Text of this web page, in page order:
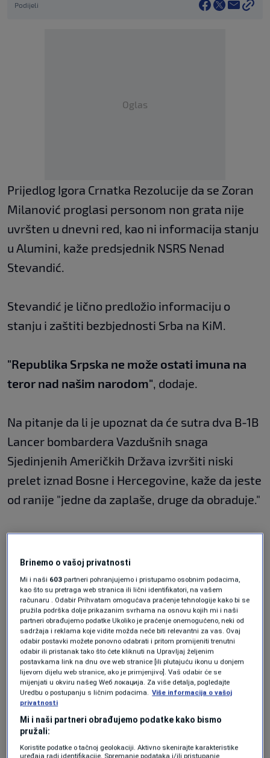
Podijeli
Oglas
Prijedlog Igora Crnatka Rezolucije da se Zoran
Milanović proglasi personom non grata nije
uvršten u dnevni red, kao ni informacija stanju
u Alumini, kaže predsjednik NSRS Nenad
Stevandić.
Stevandić je lično predložio informaciju o
stanju i zaštiti bezbjednosti Srba na KiM.
"Republika Srpska ne može ostati imuna na
teror nad našim narodom", dodaje.
Na pitanje da li je upoznat da će sutra dva B-1B
Lancer bombardera Vazdušnih snaga
Sjedinjenih Američkih Država izvršiti niski
prelet iznad Bosne i Hercegovine, kaže da jeste
od ranije "jedne da zaplaše, druge da obraduje."
Kada je riječ o ičekivanjima presude Stanišić-
Simatović, Stevandić kaže:
To su ljudi koji imaju najmanje vojnog učešća
od svih. Targetirani su samo jer su bili vojni
funkcioneri."
Kaže da mu je žao što nije stigao na skup SNS-a
u petak.
Igor Crnadak ocjenjuje da je Stevandić govorio
"tuc-muc".
Brinemo o vašoj privatnosti
Mi i naši 603 partneri pohranjujemo i pristupamo osobnim podacima,
kao što su pretraga web stranica ili lični identifikatori, na vašem
računaru . Odabir Prihvatam omogućava praćenje tehnologije kako bi se
pružila podrška dolje prikazanim svrhama na osnovu kojih mi i naši
partneri obrađujemo podatke Ukoliko je praćenje onemogućeno, neki od
sadržaja i reklama koje vidite možda neće biti relevantni za vas. Ovaj
odabir postavki možete ponovno odabrati i pritom promijeniti trenutni
odabir ili pristanak tako što ćete kliknuti na Upravljaj željenim
postavkama link na dnu ove web stranice [ili plutajuću ikonu u donjem
lijevom dijelu web stranice, ako je primjenjivo]. Vaš odabir će se
mijenjati u okviru našeg Wеб локација. Za više detalja, pogledajte
Uredbu o postupanju s ličnim podacima. Više informacija o vašoj
privatnosti
Mi i naši partneri obrađujemo podatke kako bismo
pružali:
Koristite podatke o tačnoj geolokaciji. Aktivno skenirajte karakteristike
uređaja radi identifikacije. Spremanje podataka i/ili pristupanje